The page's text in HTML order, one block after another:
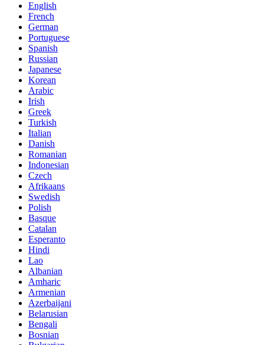
English
French
German
Portuguese
Spanish
Russian
Japanese
Korean
Arabic
Irish
Greek
Turkish
Italian
Danish
Romanian
Indonesian
Czech
Afrikaans
Swedish
Polish
Basque
Catalan
Esperanto
Hindi
Lao
Albanian
Amharic
Armenian
Azerbaijani
Belarusian
Bengali
Bosnian